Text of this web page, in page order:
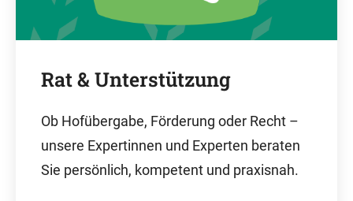
Rat & Unterstützung
Ob Hofübergabe, Förderung oder Recht –
unsere Expertinnen und Experten beraten
Sie persönlich, kompetent und praxisnah.